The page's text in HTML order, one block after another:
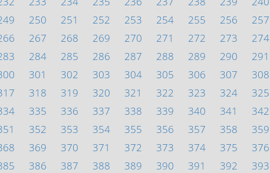
250 251 252 253 254 255 256 257
267 268 269 270 271 272 273 274
284 285 286 287 288 289 290 291
301 302 303 304 305 306 307 308
318 319 320 321 322 323 324 325
335 336 337 338 339 340 341 342
352 353 354 355 356 357 358 359
369 370 371 372 373 374 375 376
386 387 388 389 390 391 392 393